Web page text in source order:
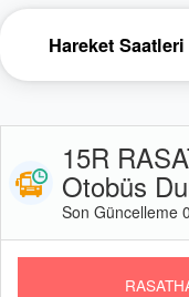
Hareket Saatleri
15R
Otobüs
Son Güncelleme